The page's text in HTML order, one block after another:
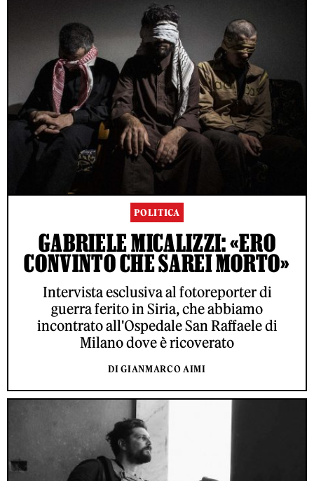
POLITICA
GABRIELE MICALIZZI: «ERO
CONVINTO CHE SAREI MORTO»
Intervista esclusiva al fotoreporter di
guerra ferito in Siria, che abbiamo
incontrato all'Ospedale San Raffaele di
Milano dove è ricoverato
DI GIANMARCO AIMI